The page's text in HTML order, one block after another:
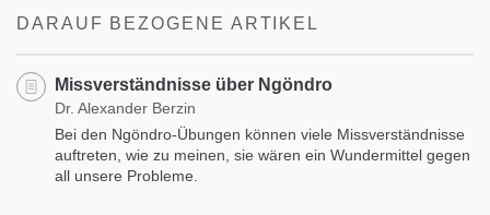
DARAUF BEZOGENE ARTIKEL
Missverständnisse über Ngöndro
Dr. Alexander Berzin
Bei den Ngöndro-Übungen können viele Missverständnisse
auftreten, wie zu meinen, sie wären ein Wundermittel gegen
all unsere Probleme.